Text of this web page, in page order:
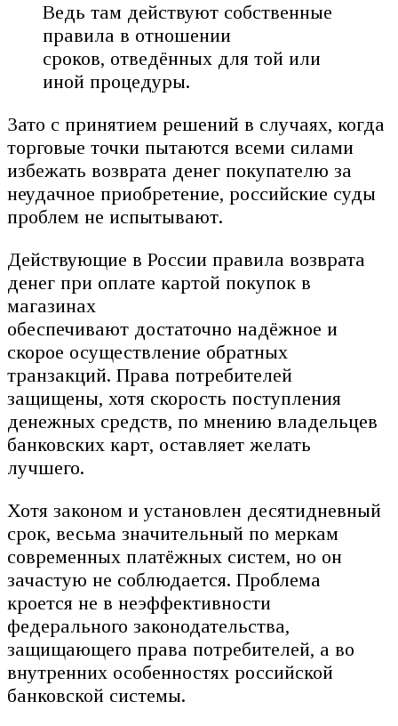
Ведь там действуют собственные
правила в отношении
сроков, отведённых для той или
иной процедуры.
Зато с принятием решений в случаях, когда
торговые точки пытаются всеми силами
избежать возврата денег покупателю за
неудачное приобретение, российские суды
проблем не испытывают.
Действующие в России правила возврата
денег при оплате картой покупок в
магазинах
обеспечивают достаточно надёжное и
скорое осуществление обратных
транзакций. Права потребителей
защищены, хотя скорость поступления
денежных средств, по мнению владельцев
банковских карт, оставляет желать
лучшего.
Хотя законом и установлен десятидневный
срок, весьма значительный по меркам
современных платёжных систем, но он
зачастую не соблюдается. Проблема
кроется не в неэффективности
федерального законодательства,
защищающего права потребителей, а во
внутренних особенностях российской
банковской системы.